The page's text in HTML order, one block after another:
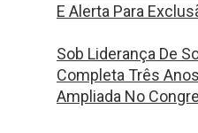
E Alerta Para
Sob Liderança De
Completa Três
Ampliada No